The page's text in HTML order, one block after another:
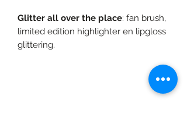
Glitter all over the place: fan brush,
limited edition highlighter en lipgloss
glittering.